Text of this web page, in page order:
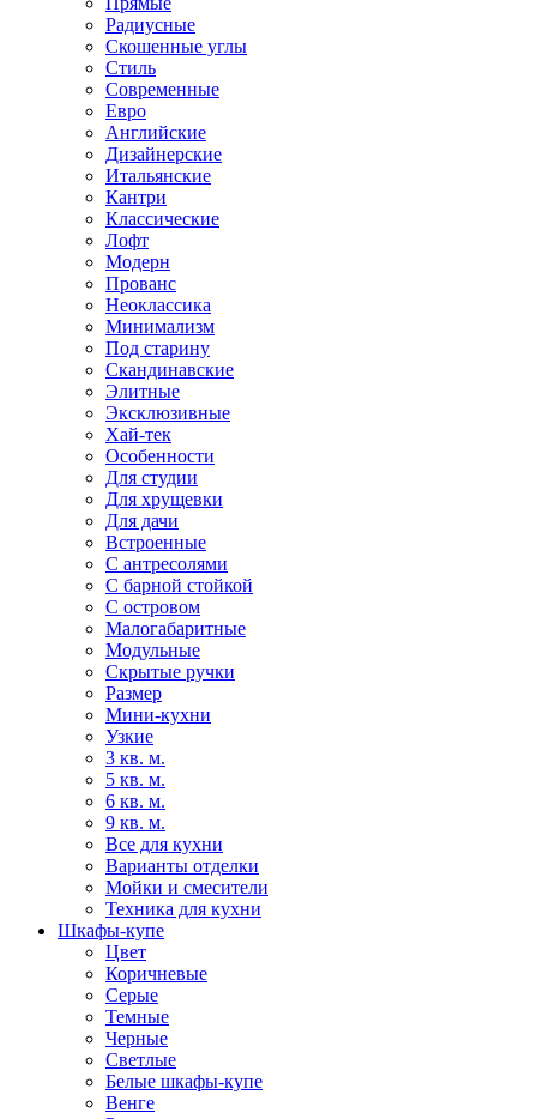
Радиусные
Скошенные углы
Стиль
Современные
Евро
Английские
Дизайнерские
Итальянские
Кантри
Классические
Лофт
Модерн
Прованс
Неоклассика
Минимализм
Под старину
Скандинавские
Элитные
Эксклюзивные
Хай-тек
Особенности
Для студии
Для хрущевки
Для дачи
Встроенные
С антресолями
С барной стойкой
С островом
Малогабаритные
Модульные
Скрытые ручки
Размер
Мини-кухни
Узкие
3 кв. м.
5 кв. м.
6 кв. м.
9 кв. м.
Все для кухни
Варианты отделки
Мойки и смесители
Техника для кухни
Шкафы-купе
Цвет
Коричневые
Серые
Темные
Черные
Светлые
Белые шкафы-купе
Венге